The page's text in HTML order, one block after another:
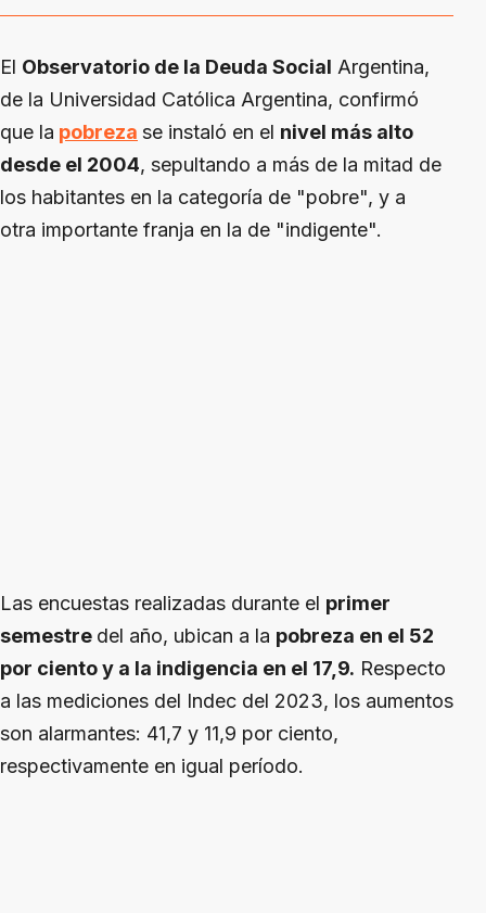
El Observatorio de la Deuda Social Argentina,
de la Universidad Católica Argentina, confirmó
que la pobreza se instaló en el nivel más alto
desde el 2004, sepultando a más de la mitad de
los habitantes en la categoría de "pobre", y a
otra importante franja en la de "indigente".
Las encuestas realizadas durante el primer
semestre del año, ubican a la pobreza en el 52
por ciento y a la indigencia en el 17,9. Respecto
a las mediciones del Indec del 2023, los aumentos
son alarmantes: 41,7 y 11,9 por ciento,
respectivamente en igual período.